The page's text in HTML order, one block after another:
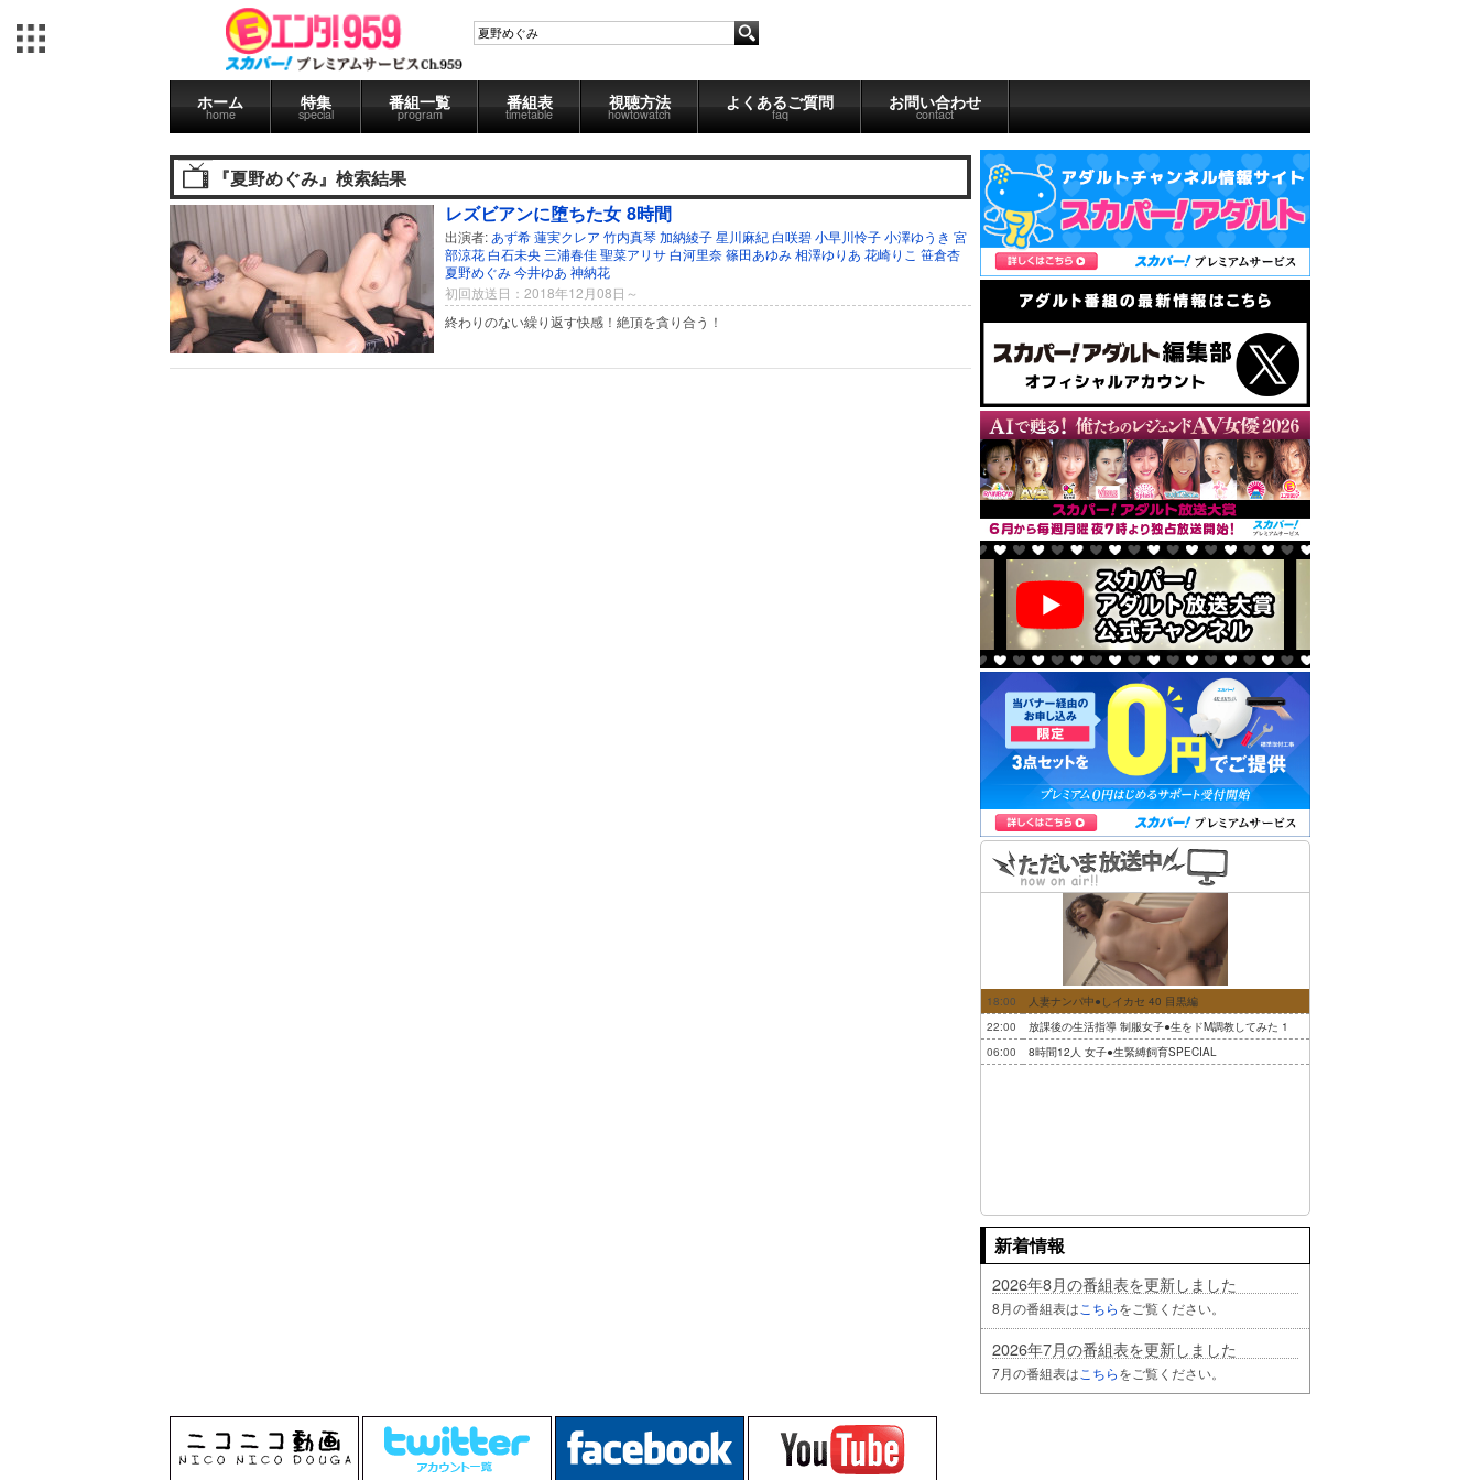
ホーム
home
特集
special
番組一覧
program
番組表
timetable
視聴方法
howtowatch
よくあるご質問
faq
お問い合わせ
contact
『夏野めぐみ』検索結果
レズビアンに堕ちた女 8時間
出演者: あず希蓮実クレア 竹内真琴加納綾子星川麻紀白咲碧小早川怜子小澤ゆうき 宮
部涼花白石未央 三浦春佳聖菜アリサ白河里奈篠田あゆみ相澤ゆりあ 花崎りこ 笹倉杏
夏野めぐみ今井ゆあ 神納花
初回放送日：2018年12月08日～
終わりのない繰り返す快感！絶頂を貪り合う！
18:00
人妻ナンパ中●しイカセ 40 目黒編
22:00
放課後の生活指導 制服女子●生をドM調教してみた 1
06:00
8時間12人 女子●生緊縛飼育SPECIAL
新着情報
2026年8月の番組表を更新しました
8月の番組表は こちらをご覧ください。
2026年7月の番組表を更新しました
7月の番組表は こちらをご覧ください。